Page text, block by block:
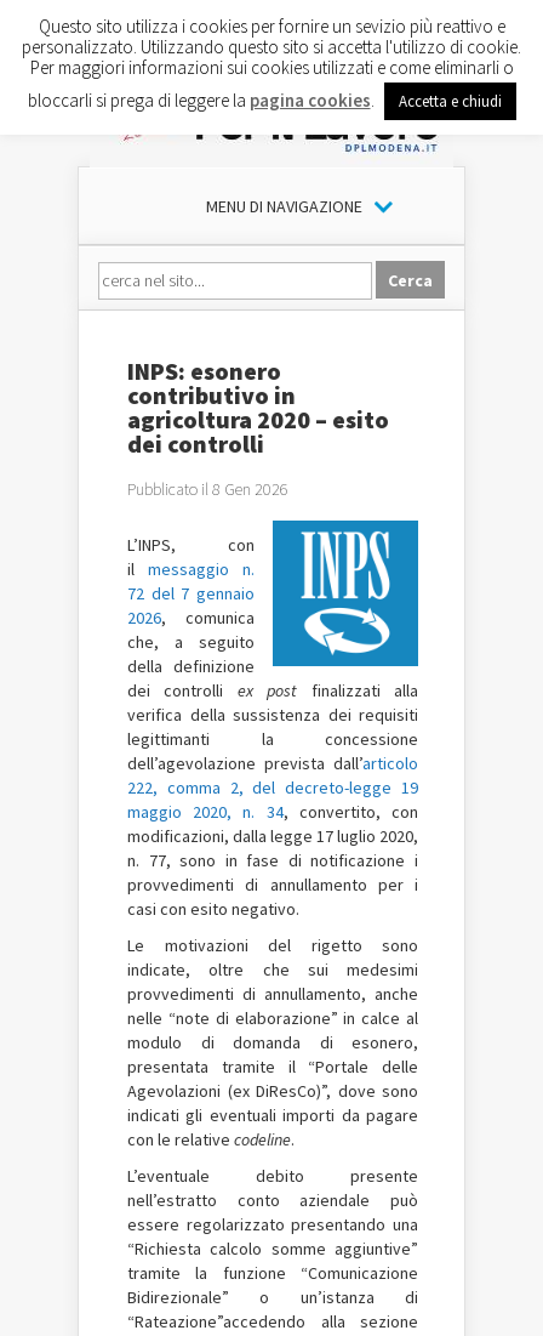
MENU DI NAVIGAZIONE
INPS: esonero
contributivo in
agricoltura 2020 – esito
dei controlli
Pubblicato il 8 Gen 2026
L’INPS, con
il messaggio n.
72 del 7 gennaio
2026, comunica
che, a seguito
della definizione
dei controlli ex post finalizzati alla
verifica della sussistenza dei requisiti
legittimanti la concessione
dell’agevolazione prevista dall’articolo
222, comma 2, del decreto-legge 19
maggio 2020, n. 34, convertito, con
modificazioni, dalla legge 17 luglio 2020,
n. 77, sono in fase di notificazione i
provvedimenti di annullamento per i
casi con esito negativo.
Le motivazioni del rigetto sono
indicate, oltre che sui medesimi
provvedimenti di annullamento, anche
nelle “note di elaborazione” in calce al
modulo di domanda di esonero,
presentata tramite il “Portale delle
Agevolazioni (ex DiResCo)”, dove sono
indicati gli eventuali importi da pagare
con le relative codeline.
L’eventuale debito presente
nell’estratto conto aziendale può
essere regolarizzato presentando una
“Richiesta calcolo somme aggiuntive”
tramite la funzione “Comunicazione
Bidirezionale” o un’istanza di
“Rateazione”accedendo alla sezione
Questo sito utilizza i cookies per fornire un sevizio più reattivo e
personalizzato. Utilizzando questo sito si accetta l'utilizzo di cookie.
Per maggiori informazioni sui cookies utilizzati e come eliminarli o
bloccarli si prega di leggere la pagina cookies Accetta e chiudi